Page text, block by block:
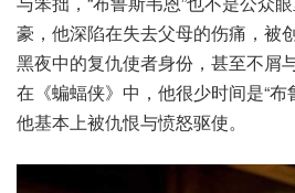
豪，他深陷在失去父母的伤痛，被
黑夜中的复仇使者身份，甚至不屑
在《蝙蝠侠》中，他很少时间是“布
他基本上被仇恨与愤怒驱使。